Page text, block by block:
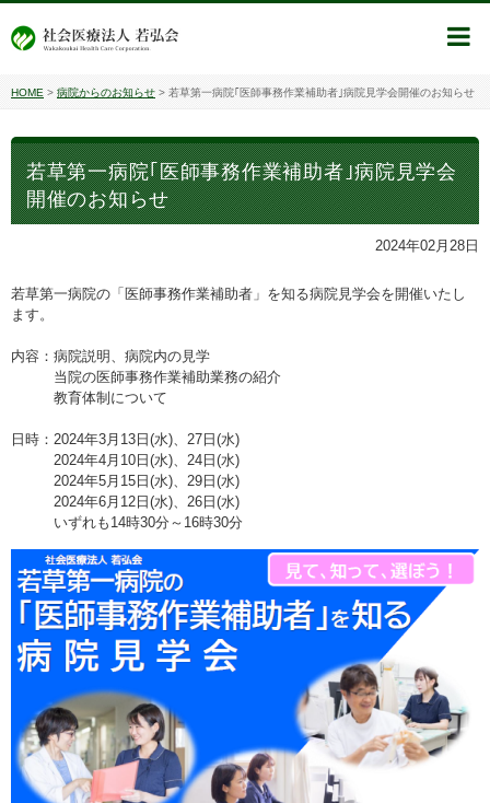
HOME > 病院からのお知らせ > 若草第一病院｢医師事務作業補助者｣病院見学会開催のお知らせ
若草第一病院｢医師事務作業補助者｣病院見学会
開催のお知らせ
2024年02月28日
若草第一病院の「医師事務作業補助者」を知る病院見学会を開催いたし
ます。
内容：病院説明、病院内の見学
当院の医師事務作業補助業務の紹介
教育体制について
日時：2024年3月13日(水)、27日(水)
2024年4月10日(水)、24日(水)
2024年5月15日(水)、29日(水)
2024年6月12日(水)、26日(水)
いずれも14時30分～16時30分